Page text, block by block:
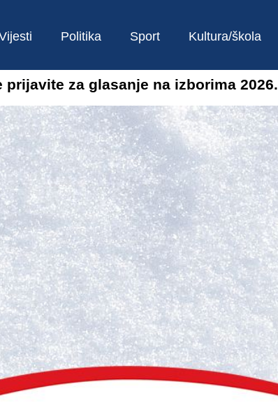
Politika Sport Kultura/škola
za glasanje na izborima 2026.